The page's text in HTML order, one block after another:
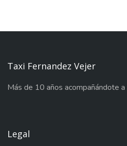
Taxi Fernandez Vejer
Más de 10 años acompañándote
Legal